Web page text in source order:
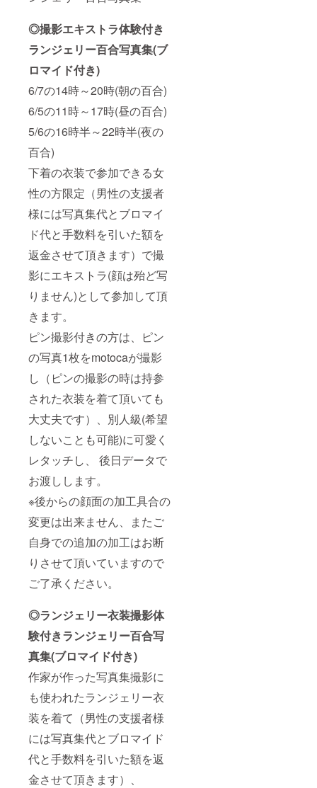
◎撮影エキストラ体験付き
ランジェリー百合写真集(ブ
ロマイド付き)
6/7の14時～20時(朝の百合)
6/5の11時～17時(昼の百合)
5/6の16時半～22時半(夜の
百合)
下着の衣装で参加できる女
性の方限定（男性の支援者
様には写真集代とブロマイ
ド代と手数料を引いた額を
返金させて頂きます）で撮
影にエキストラ(顔は殆ど写
りません)として参加して頂
きます。
ピン撮影付きの方は、ピン
の写真1枚をmotocaが撮影
し（ピンの撮影の時は持参
された衣装を着て頂いても
大丈夫です）、別人級(希望
しないことも可能)に可愛く
レタッチし、 後日データで
お渡しします。
※後からの顔面の加工具合の
変更は出来ません、またご
自身での追加の加工はお断
りさせて頂いていますので
ご了承ください。
◎ランジェリー衣装撮影体
験付きランジェリー百合写
真集(ブロマイド付き)
作家が作った写真集撮影に
も使われたランジェリー衣
装を着て（男性の支援者様
には写真集代とブロマイド
代と手数料を引いた額を返
金させて頂きます）、